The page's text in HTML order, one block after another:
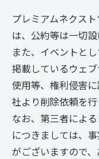
プレミアムネクス
は、公約等は一切設
また、イベントと
掲載しているウェ
使用等、権利侵害
社より削除依頼を行
なお、第三者によ
につきましては、
がございますので